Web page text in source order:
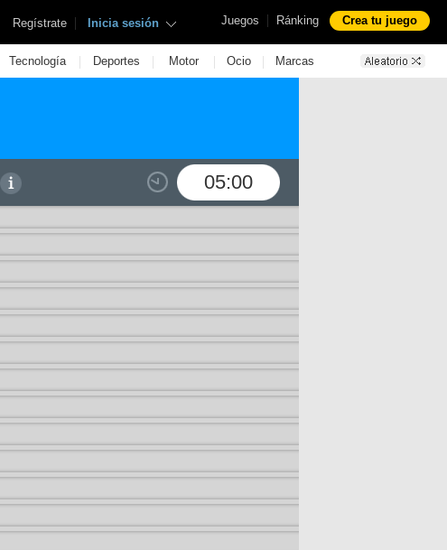
Juegos | Ránking Crea tu juego
Regístrate | Inicia sesión
Tecnología | Deportes | Motor | Ocio | Marcas
05:00